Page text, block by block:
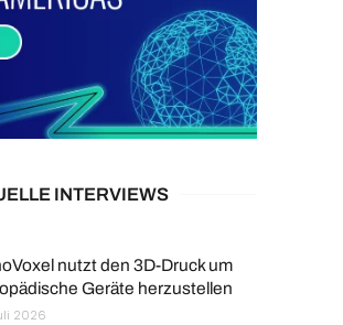
INTERVIEWS
nutzt den 3D-Druck um
Geräte herzustellen
2026